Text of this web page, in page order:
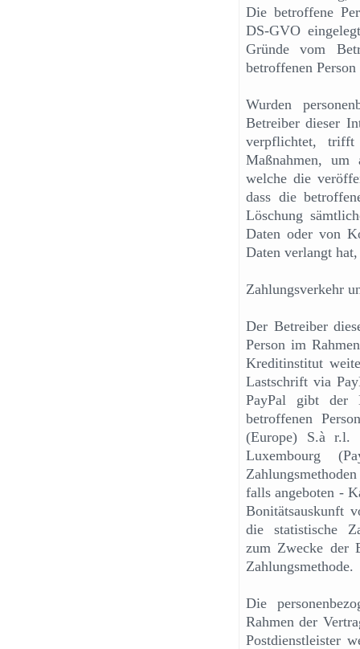
Die betroffene
DS-GVO
Gründe vom
betroffenen
Wurden
Betreiber dieser
verpflichtet, trifft
Maßnahmen, um
welche die
dass die
Löschung
Daten oder von
Daten verlangt
Zahlungsverkehr
Der Betreiber
Person im
Kreditinstitut
Lastschrift via
PayPal gibt der
betroffenen
(Europe) S.à r.l.
Luxembourg
falls angeboten -
Bonitätsauskunft
die statistische
zum Zwecke der
Zahlungsmethode.
Die
Rahmen der
Postdienstleister